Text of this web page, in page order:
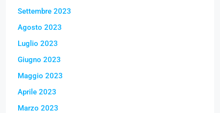
Settembre 2023
Agosto 2023
Luglio 2023
Giugno 2023
Maggio 2023
Aprile 2023
Marzo 2023